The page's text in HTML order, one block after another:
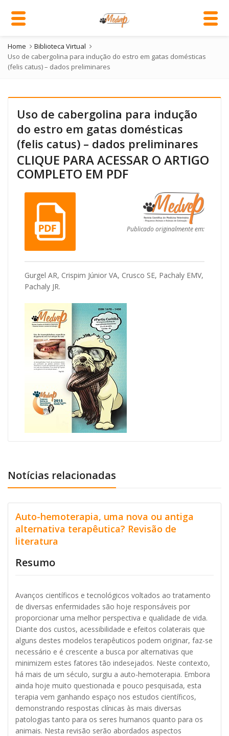
Home
Biblioteca Virtual
Uso de cabergolina para indução do estro em gatas domésticas
(felis catus) – dados preliminares
Uso de cabergolina para indução
do estro em gatas domésticas
(felis catus) – dados preliminares
CLIQUE PARA ACESSAR O ARTIGO
COMPLETO EM PDF
Gurgel AR, Crispim Júnior VA, Crusco SE, Pachaly EMV,
Pachaly JR.
Publicado originalmente em:
Notícias relacionadas
Auto-hemoterapia, uma nova ou antiga
alternativa terapêutica? Revisão de
literatura
Resumo
Avanços científicos e tecnológicos voltados ao tratamento
de diversas enfermidades são hoje responsáveis por
proporcionar uma melhor perspectiva e qualidade de vida.
Diante dos custos, acessibilidade e efeitos colaterais que
alguns destes modelos terapêuticos podem originar, faz-se
necessário e é crescente a busca por alternativas que
minimizem estes fatores tão indesejados. Neste contexto,
há mais de um século, surgiu a auto-hemoterapia. Embora
ainda hoje muito questionada e pouco pesquisada, esta
terapia vem ganhando espaço nos estudos científicos,
demonstrando respostas clínicas às mais diversas
patologias tanto para os seres humanos quanto para os
animais. Nesta revisão serão abordados aspectos